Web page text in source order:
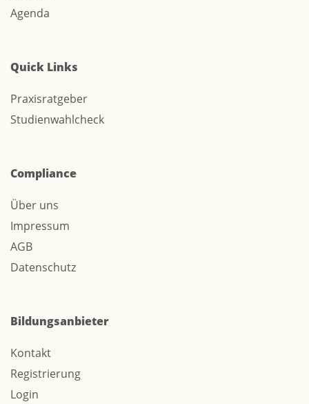
Agenda
Quick Links
Praxisratgeber
Studienwahlcheck
Compliance
Über uns
Impressum
AGB
Datenschutz
Bildungsanbieter
Kontakt
Registrierung
Login